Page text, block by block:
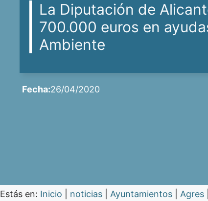
La Diputación de
700.000 euros en
Ambiente
Fecha:26/04/2020
Estás en: Inicio noticias Ayuntamientos Agres